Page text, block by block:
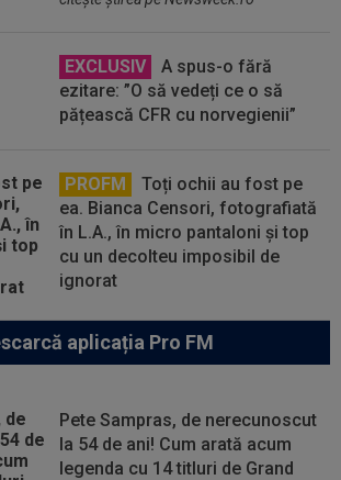
EXCLUSIV
A spus-o fără
ezitare: ”O să vedeți ce o să
pățească CFR cu norvegienii”
PROFM
Toți ochii au fost pe
ea. Bianca Censori, fotografiată
în L.A., în micro pantaloni și top
cu un decolteu imposibil de
ignorat
aplicația Pro FM
Pete Sampras, de nerecunoscut
la 54 de ani! Cum arată acum
legenda cu 14 titluri de Grand